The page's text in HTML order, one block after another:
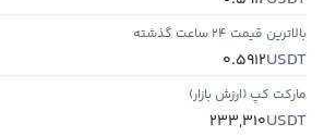
بالاترین قیمت ۲۴ ساعت گذشته
USDT
0.5912
مارکت کپ (ارزش بازار)
USDT
233,310